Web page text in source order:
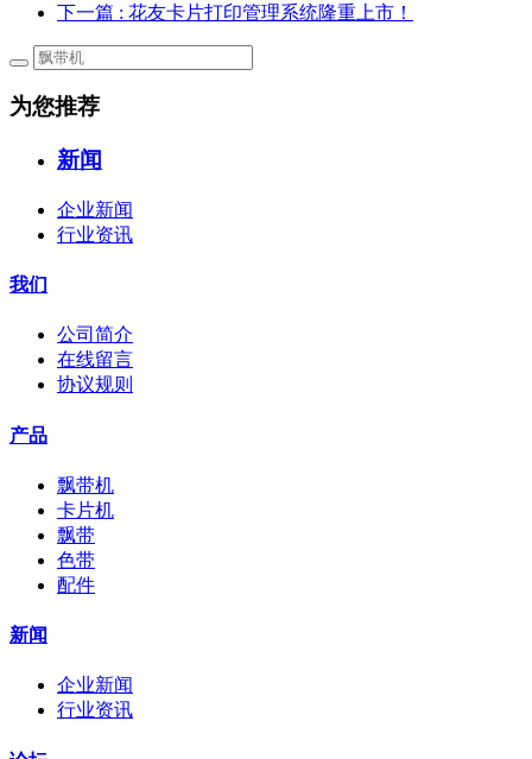
下一篇 : 花友卡片打印管理系统隆重上市！
为您推荐
新闻
企业新闻
行业资讯
我们
公司简介
在线留言
协议规则
产品
飘带机
卡片机
飘带
色带
配件
新闻
企业新闻
行业资讯